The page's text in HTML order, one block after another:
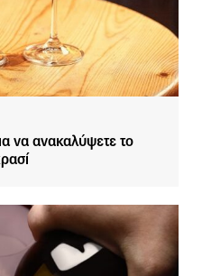
να ανακαλύψετε το